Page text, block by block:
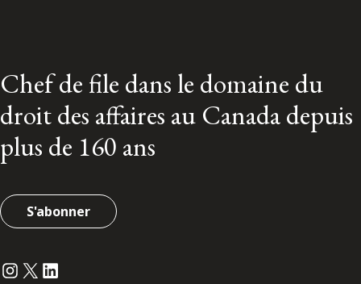
Chef de file dans le domaine du
droit des affaires au Canada depuis
plus de 160 ans
S'abonner
Instagram
Twitter
LinkedIn